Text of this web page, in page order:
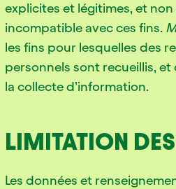
explicites et légitimes, et non
incompatible avec ces fins.
les fins pour lesquelles des
personnels sont recueillis,
la collecte d’information.
LIMITATION
Les données et